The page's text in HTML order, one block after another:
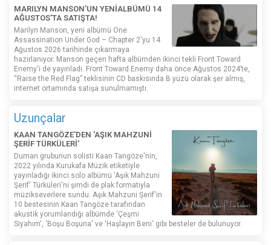
MARILYN MANSON'UN YENİALBÜMÜ 14
AĞUSTOS'TA SATIŞTA!
Marilyn Manson, yeni albümü One
Assassination Under God – Chapter 2'yu 14
Ağustos 2026 tarihinde çıkarmaya
hazırlanıyor. Manson geçen hafta albümden ikinci tekli Front Toward
Enemy'i de yayınladı. Front Toward Enemy daha önce Ağustos 2024’te,
“Raise the Red Flag” teklisinin CD baskısında B yüzü olarak şer almış,
internet ortamında satışa sunulmamıştı.
Uzunçalar
KAAN TANGÖZE'DEN 'AŞIK MAHZUNİ
ŞERİF TÜRKÜLERİ'
Duman grubunun solisti Kaan Tangöze'nin,
2022 yılında Kurukafa Müzik etiketiyle
yayınladığı ikinci solo albümü 'Aşık Mahzuni
Şerif' Türküleri'ni şimdi de plak formatıyla
müzikseverlere sundu. Aşık Mahzuni Şerif'in
10 bestesinin Kaan Tangöze tarafından
akustik yorumlandığı albümde 'Çeşmi
Siyahım', 'Boşu Boşuna' ve 'Haşlayın Beni' gibi besteler de bulunuyor.